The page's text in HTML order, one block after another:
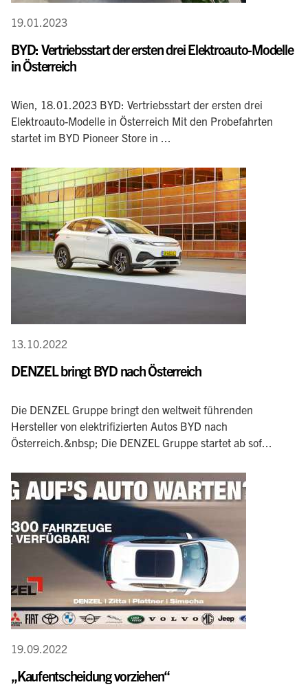
19.01.2023
BYD: Vertriebsstart der ersten drei Elektroauto-Modelle
in Österreich
Wien, 18.01.2023 BYD: Vertriebsstart der ersten drei
Elektroauto-Modelle in Österreich Mit den Probefahrten
startet im BYD Pioneer Store in ...
13.10.2022
DENZEL bringt BYD nach Österreich
Die DENZEL Gruppe bringt den weltweit führenden
Hersteller von elektrifizierten Autos BYD nach
Österreich.&nbsp; Die DENZEL Gruppe startet ab sof...
19.09.2022
„Kaufentscheidung vorziehen“